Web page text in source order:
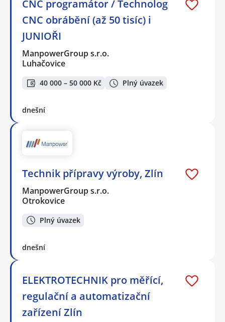
CNC programátor / Technolog
CNC obrábění (až 50 tisíc) i
JUNIOŘI
ManpowerGroup s.r.o.
Luhačovice
40 000 – 50 000 Kč Plný úvazek
dnešní
Technik přípravy výroby, Zlín
ManpowerGroup s.r.o.
Otrokovice
Plný úvazek
dnešní
ELEKTROTECHNIK pro měřící,
regulační a automatizační
zařízení Zlín